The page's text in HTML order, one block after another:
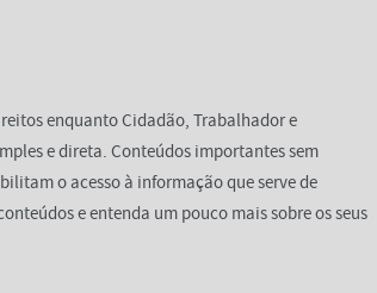
enquanto Cidadão, Trabalhador e
e direta. Conteúdos importantes sem
o acesso à informação que serve de
e entenda um pouco mais sobre os seus